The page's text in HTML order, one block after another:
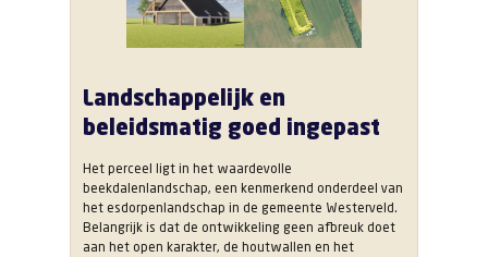
Landschappelijk en
beleidsmatig goed ingepast
Het perceel ligt in het waardevolle
beekdalenlandschap, een kenmerkend onderdeel van
het esdorpenlandschap in de gemeente Westerveld.
Belangrijk is dat de ontwikkeling geen afbreuk doet
aan het open karakter, de houtwallen en het